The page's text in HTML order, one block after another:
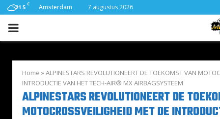
21.5 C Amsterdam 7 augustus 2026
PRIMARY
Home »ALPINESTARS REVOLUTIONEERT DE TOEKOMST VAN
INTRODUCTIE VAN HET TECH-AIR® MX AIRBAGSYSTEEM
ALPINESTARS REVOLUTIONEERT DE
MOTOCROSSVEILIGHEID MET DE